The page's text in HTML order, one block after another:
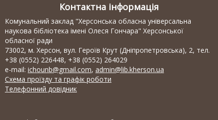
Контактна інформація
Комунальний заклад "Херсонська обласна універсальна
наукова бібліотека імені Олеся Гончара" Херсонської
обласної ради
73002, м. Херсон, вул. Героїв Крут (Дніпропетровська), 2, тел.
+38 (0552) 226448, +38 (0552) 264029
e-mail: ichounb@gmail.com, admin@lib.kherson.ua
Схема проїзду та графік роботи
Телефонний довідник